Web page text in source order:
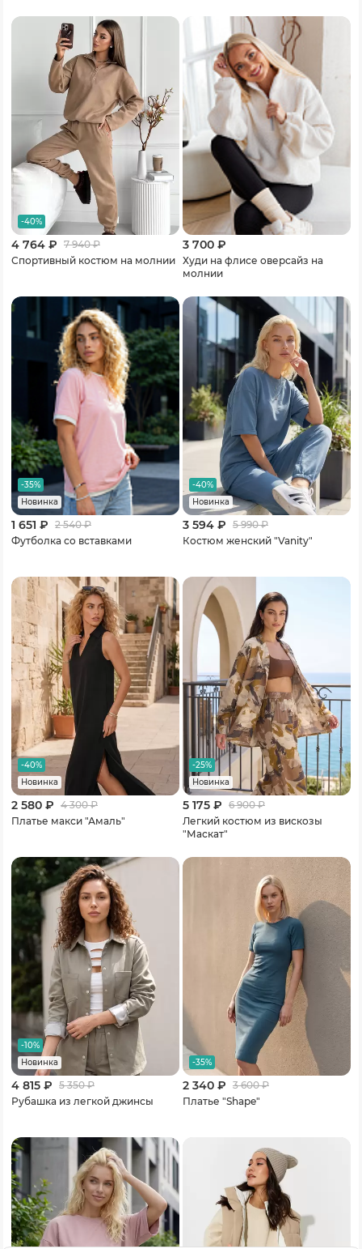
-40%
4 764 ₽ 7 940₽
Спортивный костюм на молнии
3 700 ₽
Худи на флисе оверсайз на
молнии
-35%
Новинка
1 651 ₽ 2 540₽
Футболка со вставками
-40%
Новинка
3 594 ₽ 5 990₽
Костюм женский "Vanity"
-40%
Новинка
2 580 ₽ 4 300₽
Платье макси "Амаль"
-25%
Новинка
5 175 ₽ 6 900₽
Легкий костюм из вискозы
"Маскат"
-10%
Новинка
4 815 ₽ 5 350₽
Рубашка из легкой джинсы
-35%
2 340 ₽ 3 600₽
Платье "Shape"